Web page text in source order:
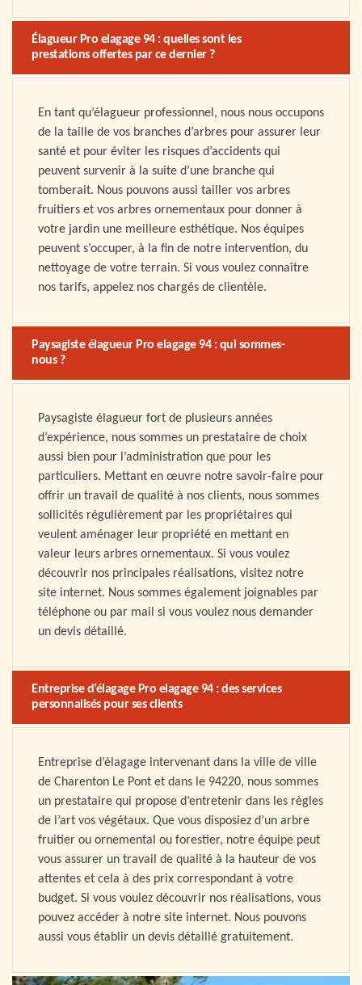
Élagueur Pro elagage 94 : quelles sont les
prestations offertes par ce dernier ?
En tant qu’élagueur professionnel, nous nous occupons
de la taille de vos branches d’arbres pour assurer leur
santé et pour éviter les risques d’accidents qui
peuvent survenir à la suite d’une branche qui
tomberait. Nous pouvons aussi tailler vos arbres
fruitiers et vos arbres ornementaux pour donner à
votre jardin une meilleure esthétique. Nos équipes
peuvent s’occuper, à la fin de notre intervention, du
nettoyage de votre terrain. Si vous voulez connaître
nos tarifs, appelez nos chargés de clientèle.
Paysagiste élagueur Pro elagage 94 : qui sommes-
nous ?
Paysagiste élagueur fort de plusieurs années
d’expérience, nous sommes un prestataire de choix
aussi bien pour l’administration que pour les
particuliers. Mettant en œuvre notre savoir-faire pour
offrir un travail de qualité à nos clients, nous sommes
sollicités régulièrement par les propriétaires qui
veulent aménager leur propriété en mettant en
valeur leurs arbres ornementaux. Si vous voulez
découvrir nos principales réalisations, visitez notre
site internet. Nous sommes également joignables par
téléphone ou par mail si vous voulez nous demander
un devis détaillé.
Entreprise d’élagage Pro elagage 94 : des services
personnalisés pour ses clients
Entreprise d’élagage intervenant dans la ville de ville
de Charenton Le Pont et dans le 94220, nous sommes
un prestataire qui propose d’entretenir dans les règles
de l’art vos végétaux. Que vous disposiez d’un arbre
fruitier ou ornemental ou forestier, notre équipe peut
vous assurer un travail de qualité à la hauteur de vos
attentes et cela à des prix correspondant à votre
budget. Si vous voulez découvrir nos réalisations, vous
pouvez accéder à notre site internet. Nous pouvons
aussi vous établir un devis détaillé gratuitement.